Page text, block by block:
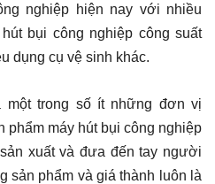
nghiệp hiện nay với nhiều
bụi công nghiệp công suất
dụng cụ vệ sinh khác.
một trong số ít những đơn vị
phẩm máy hút bụi công nghiệp
xuất và đưa đến tay người
sản phẩm và giá thành luôn là